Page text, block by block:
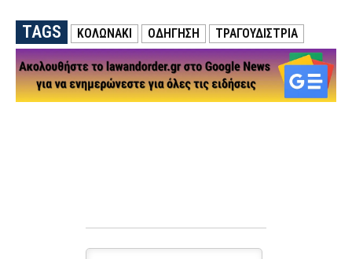
TAGS ΚΟΛΩΝΑΚΙ ΟΔΗΓΗΣΗ ΤΡΑΓΟΥΔΙΣΤΡΙΑ